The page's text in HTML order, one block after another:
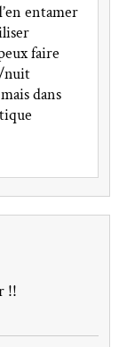
entamer
faire
nuit
dans
!!